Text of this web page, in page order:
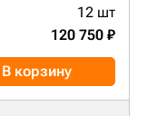
12 шт
120 750 ₽
В корзину